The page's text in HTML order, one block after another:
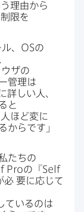
理由から​
制限を​
、 OSの​
ザの​
管理は​
詳しい​人、​
と​
ほど変に​
からです」​
たちの​
Proの​『Self
必 要に​応じて​
ているのは​